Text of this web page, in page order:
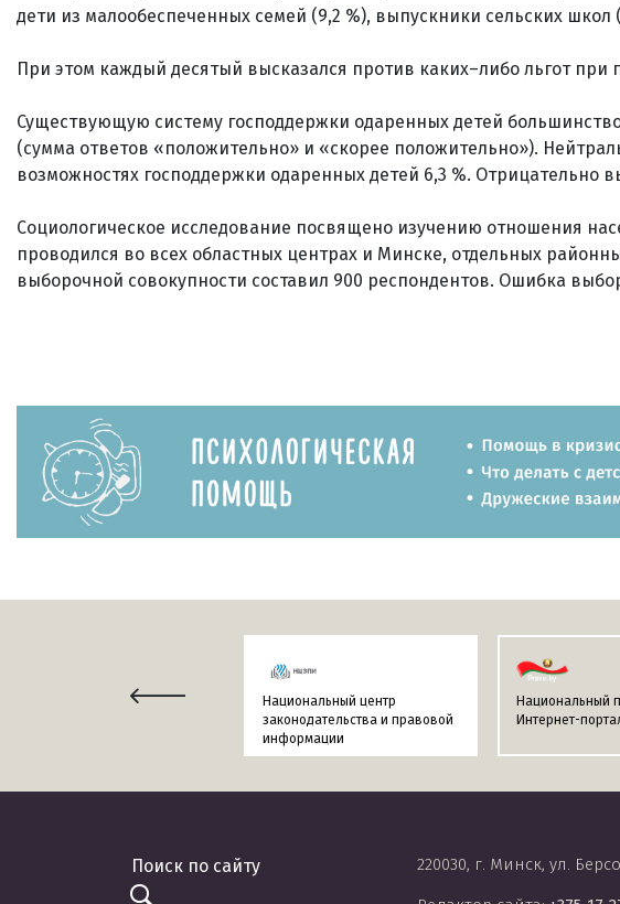
дети из малообеспеченных семей (9,2 %), выпускники сельских школ
При этом каждый десятый высказался против каких–либо льгот при
Существующую систему господдержки одаренных детей
(сумма ответов «положительно» и «скорее положительно»).
возможностях господдержки одаренных детей 6,3 %. Отрицательно
Социологическое исследование посвящено изучению отношения
проводился во всех областных центрах и Минске, отдельных
выборочной совокупности составил 900 респондентов. Ошибка
Национальный центр
законодательства и правовой
информации
Национальный
Интернет-
220030, г. Минск, ул.